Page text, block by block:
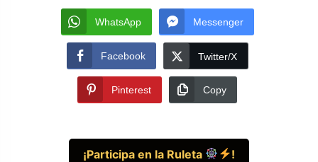
WhatsApp Messenger
Facebook Twitter/X
Pinterest Copy
¡Participa en la Ruleta !